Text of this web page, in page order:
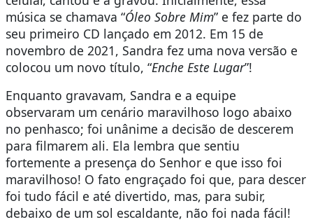
música se chamava “Óleo Sobre Mim” e fez parte do
seu primeiro CD lançado em 2012. Em 15 de
novembro de 2021, Sandra fez uma nova versão e
colocou um novo título, “Enche Este Lugar”!
Enquanto gravavam, Sandra e a equipe
observaram um cenário maravilhoso logo abaixo
no penhasco; foi unânime a decisão de descerem
para filmarem ali. Ela lembra que sentiu
fortemente a presença do Senhor e que isso foi
maravilhoso! O fato engraçado foi que, para descer
foi tudo fácil e até divertido, mas, para subir,
debaixo de um sol escaldante, não foi nada fácil!